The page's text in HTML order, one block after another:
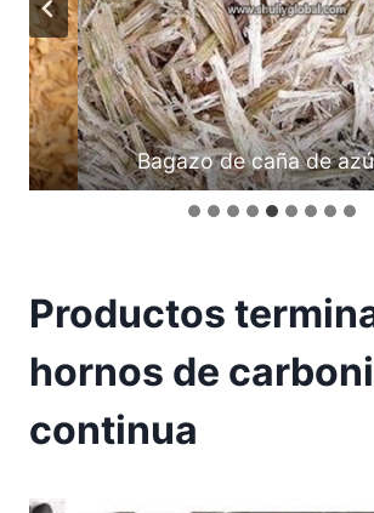
Cáscara de nuez
Productos
hornos de
continua